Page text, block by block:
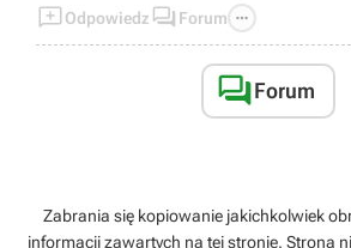
Odpowiedz  Forum 
Forum
Zabrania się kopiowanie jakichkolwiek
informacji zawartych na tej stronie. Strona